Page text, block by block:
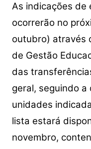
As indicações de
ocorrerão no
outubro) através
de Gestão
das
geral, seguindo
unidades
lista estará
novembro,